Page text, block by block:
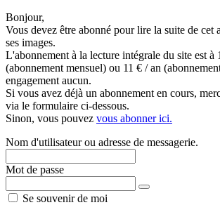
Bonjour,
Vous devez être abonné pour lire la suite de cet
ses images.
L'abonnement à la lecture intégrale du site est à
(abonnement mensuel) ou 11 € / an
engagement aucun.
Si vous avez déjà un abonnement en cours,
via le formulaire ci-dessous.
Sinon, vous pouvez vous abonner ici.
Nom d'utilisateur ou adresse de messagerie.
Mot de passe
Se souvenir de moi